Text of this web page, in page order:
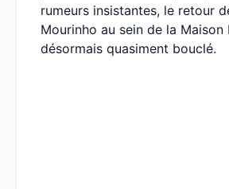
rumeurs insistantes, le retour
Mourinho au sein de la Maison
désormais quasiment bouclé.